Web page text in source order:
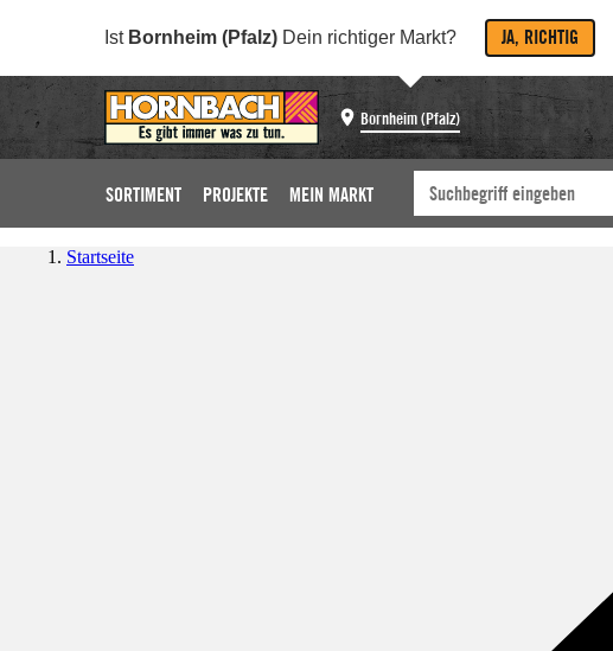
Ist Bornheim (Pfalz) Dein richtiger Markt? JA, RICHTIG
Bornheim (Pfalz)
SORTIMENT PROJEKTE MEIN MARKT
Startseite